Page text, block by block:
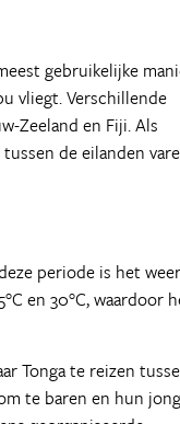
gebruikelijke
vliegt. Verschillende
Zeeland en Fiji. Als
de eilanden
periode is het weer
en 30°C, waardoor
Tonga te reizen
te baren en hun